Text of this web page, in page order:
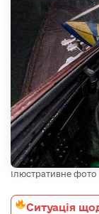
Ілюстративне фото
Ситуація